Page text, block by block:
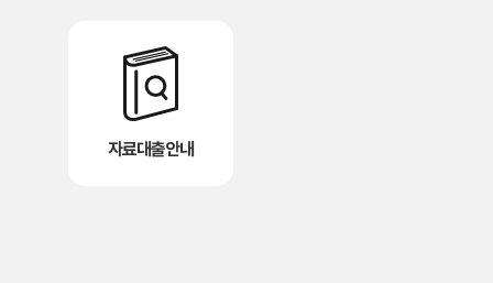
자료대출안내